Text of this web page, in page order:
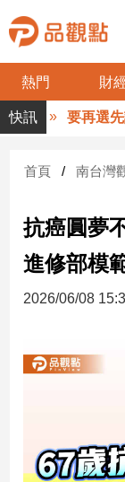
熱門 財
品
觀
財
台
財
新
產
經/
地
產
要再選先說
首頁 南台灣
抗癌圓夢
進修部模
2026/06/08